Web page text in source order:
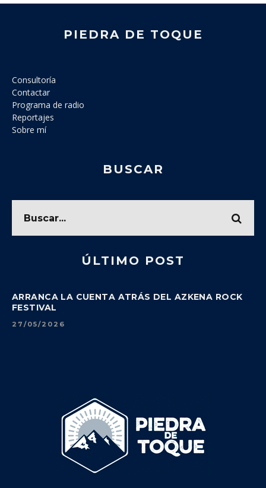
PIEDRA DE TOQUE
Consultoría
Contactar
Programa de radio
Reportajes
Sobre mí
BUSCAR
ÚLTIMO POST
ARRANCA LA CUENTA ATRÁS DEL AZKENA ROCK
FESTIVAL
27/05/2026